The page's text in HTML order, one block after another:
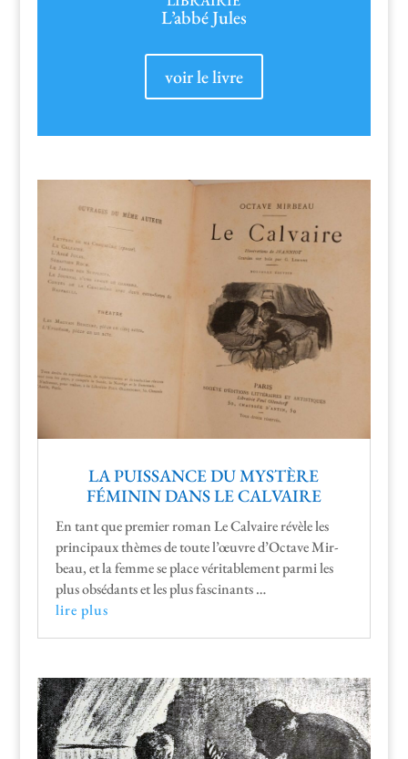
L’abbé Jules
voir le livre
LA PUISSANCE DU MYSTÈRE
FÉMININ DANS LE CALVAIRE
En tant que pre­mier roman Le Cal­vaire révèle les
prin­ci­paux thèmes de toute l’œuvre d’Octave Mir­
beau, et la femme se place véri­ta­ble­ment par­mi les
plus obsé­dants et les plus fascinants …
lire plus